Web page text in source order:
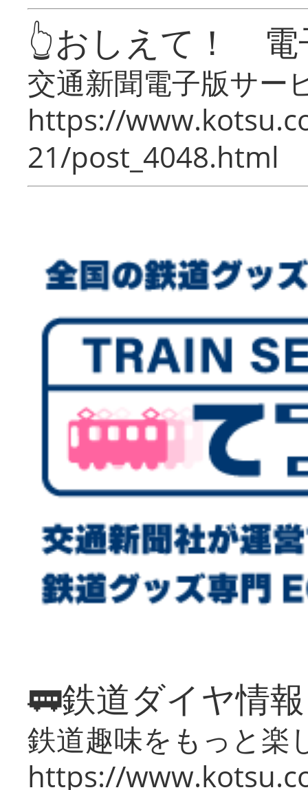
👆おしえて！ 電
交通新聞電子版サー
https://
21/post_4048.html
🚃鉄道ダイヤ情
鉄道趣味をもっと楽
https://